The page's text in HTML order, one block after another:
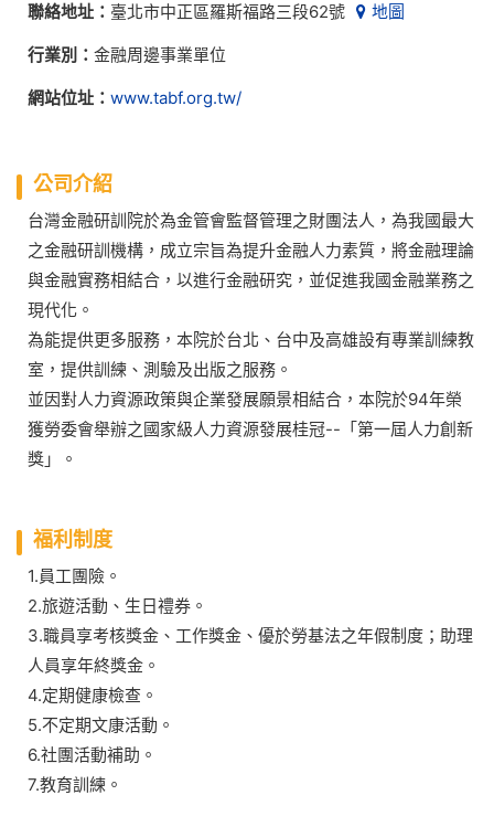
聯絡地址： 臺北市中正區羅斯福路三段62號 地圖
行業別： 金融周邊事業單位
網站位址： www.tabf.org.tw/
公司介紹
台灣金融研訓院於為金管會監督管理之財團法人，為我國最大
之金融研訓機構，成立宗旨為提升金融人力素質，將金融理論
與金融實務相結合，以進行金融研究，並促進我國金融業務之
現代化。
為能提供更多服務，本院於台北、台中及高雄設有專業訓練教
室，提供訓練、測驗及出版之服務。
並因對人力資源政策與企業發展願景相結合，本院於94年榮
獲勞委會舉辦之國家級人力資源發展桂冠--「第一屆人力創新
獎」。
福利制度
1.員工團險。
2.旅遊活動、生日禮券。
3.職員享考核獎金、工作獎金、優於勞基法之年假制度；助理
人員享年終獎金。
4.定期健康檢查。
5.不定期文康活動。
6.社團活動補助。
7.教育訓練。